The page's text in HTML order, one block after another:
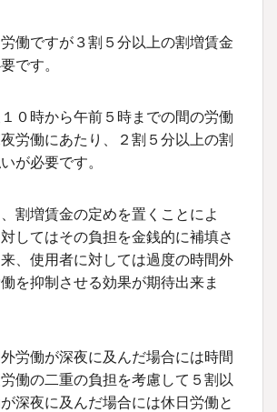
働ですが３割５分以上の割増賃金
です。
０時から午前５時までの間の労働
労働にあたり、２割５分以上の割
が必要です。
割増賃金の定めを置くことによ
してはその負担を金銭的に補填さ
、使用者に対しては過度の時間外
を抑制させる効果が期待出来ま
労働が深夜に及んだ場合には時間
働の二重の負担を考慮して５割以
深夜に及んだ場合には休日労働と